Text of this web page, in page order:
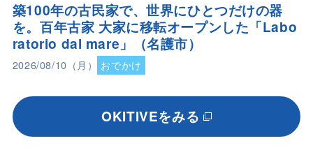
築100年の古民家で、世界にひとつだけの器
を。百年古家 大家に移転オープンした「Labo
ratorio dal mare」（名護市）
2026/08/10（月） おでかけ
OKITIVEをみる